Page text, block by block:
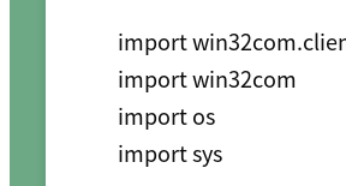
import
import win32com
import os
import sys